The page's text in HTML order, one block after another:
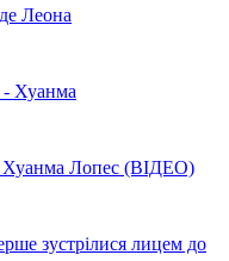
Леона
- Хуанма
Хуанма Лопес (ВІДЕО)
зустрілися лицем до